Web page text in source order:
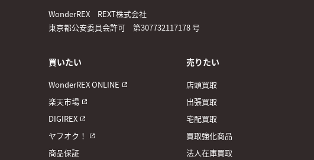
WonderREX REXT株式会社
東京都公安委員会許可 第307732117178 号
買いたい
WonderREX ONLINE
楽天市場
DIGIREX
ヤフオク！
商品保証
売りたい
店頭買取
出張買取
宅配買取
買取強化商品
法人在庫買取